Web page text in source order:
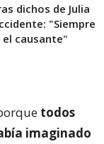
dichos de Julia
"Siempre
causante"
todos
imaginado